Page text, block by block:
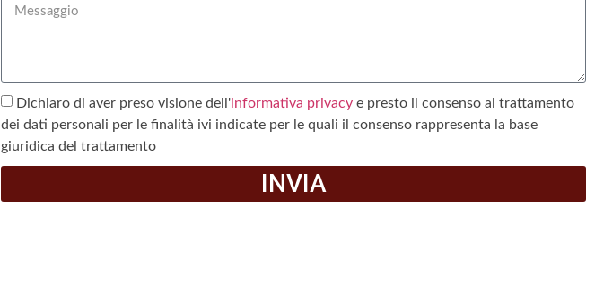
Dichiaro di aver preso visione dell'informativa privacy e presto il consenso al trattamento
dei dati personali per le finalità ivi indicate per le quali il consenso rappresenta la base
giuridica del trattamento
INVIA